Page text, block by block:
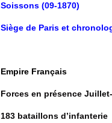
Soissons (09-1870)
Siège de Paris et
Empire Français
Forces en présence
183 bataillons d’infanterie